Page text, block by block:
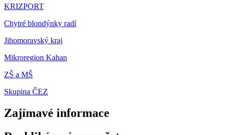
KRIZPORT
Chytré blondýnky radí
Jihomoravský kraj
Mikroregion Kahan
ZŠ a MŠ
Skupina ČEZ
Zajímavé informace